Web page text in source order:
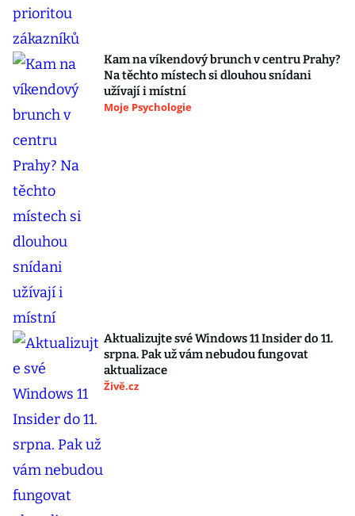
Kam na víkendový brunch v centru Prahy?
Na těchto místech si dlouhou snídani
užívají i místní
Moje Psychologie
Aktualizujte své Windows 11 Insider do 11.
srpna. Pak už vám nebudou fungovat
aktualizace
Živě.cz